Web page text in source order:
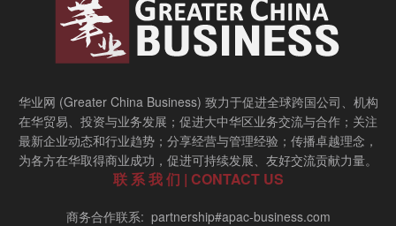
华业网 (Greater China Business) 致力于促进全球跨国公司、机构
在华贸易、投资与业务发展；促进大中华区业务交流与合作；关注
最新企业动态和行业趋势；分享经营与管理经验；传播卓越理念，
为各方在华取得商业成功，促进可持续发展、友好交流贡献力量。
联 系 我 们 | CONTACT US
商务合作联系: partnership#apac-business.com